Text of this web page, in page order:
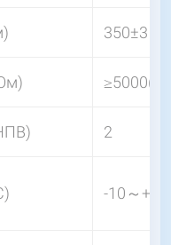
350±3
2
-10～+40